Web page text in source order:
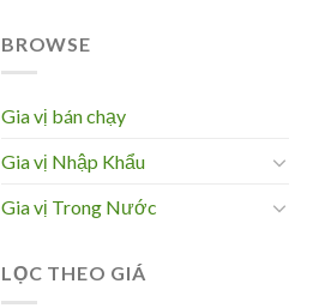
BROWSE
Gia vị bán chạy
Gia vị Nhập Khẩu
Gia vị Trong Nước
LỌC THEO GIÁ